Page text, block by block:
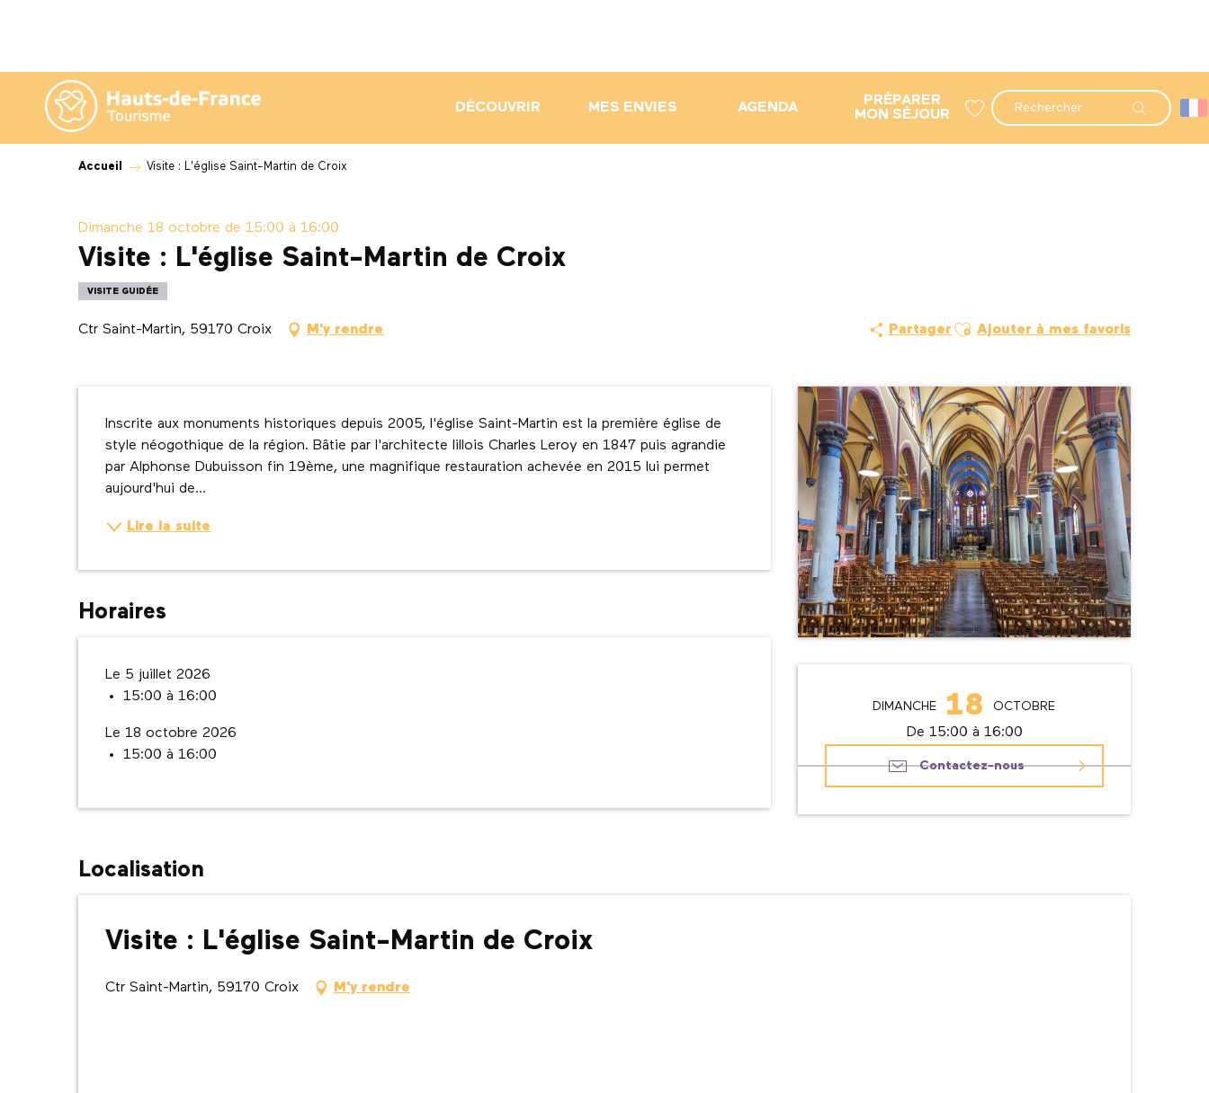
contenu
principal
Recherche
DÉCOUVRIR MES ENVIES AGENDA
PRÉPARER
MON SÉJOUR
Accueil Visite : L'église Saint-Martin de Croix
Dimanche 18 octobre de 15:00 à 16:00
Visite : L'église Saint-Martin de Croix
VISITE GUIDÉE
Ctr Saint-Martin, 59170 Croix M'y rendre Partager Ajouter aux favoris
Ajouter à mes favoris
Ouverture et
DIMANCHE 18 OCTOBRE
De 15:00 à 16:00
Contactez-nous
Description
Inscrite aux monuments historiques depuis 2005, l'église Saint-Martin est la première église de
style néogothique de la région. Bâtie par l'architecte lillois Charles Leroy en 1847 puis agrandie
par Alphonse Dubuisson fin 19ème, une magnifique restauration achevée en 2015 lui permet
aujourd'hui de...
Lire la suite
Horaires
Le 5 juillet 2026
15:00 à 16:00
Le 18 octobre 2026
15:00 à 16:00
Localisation
Visite : L'église Saint-Martin de Croix
Ctr Saint-Martin, 59170 Croix M'y rendre